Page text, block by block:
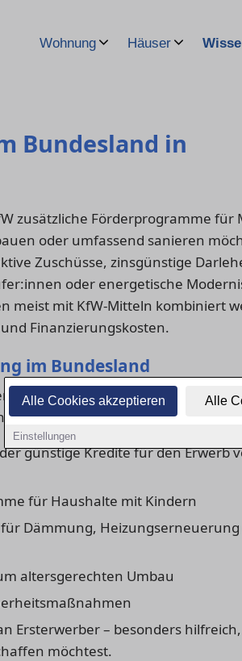
Alle Cookies akzeptieren Alle
Einstellungen
Wohnung Häuser
Bundesland in
zusätzliche Förderprogramme für
oder umfassend sanieren
Zuschüsse, zinsgünstige
oder energetische
meist mit KfW-Mitteln kombiniert
Finanzierungskosten.
im Bundesland
und Art des Vorhabens gibt es
Programme der
günstige Kredite für den Erwerb
für Haushalte mit Kindern
Dämmung,
altersgerechten Umbau
Ersterwerber – besonders
möchtest.